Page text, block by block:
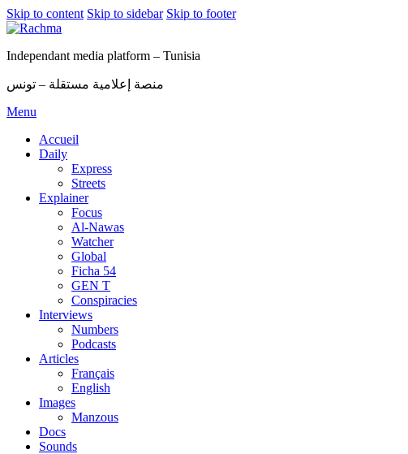
Skip to content Skip to sidebar Skip to footer
Independant media platform – Tunisia
منصة إعلامية مستقلة – تونس
Menu
Accueil
Daily
Express
Streets
Explainer
Focus
Al-Nawas
Watcher
Global
Ficha 54
GEN T
Conspiracies
Interviews
Numbers
Podcasts
Articles
Français
English
Images
Manzous
Docs
Sounds